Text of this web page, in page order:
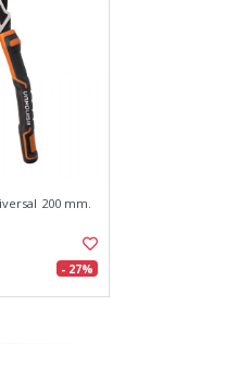
200 mm.
- 27%